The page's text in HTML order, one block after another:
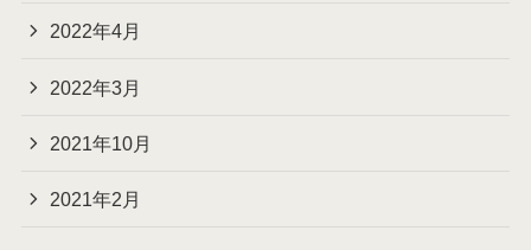
2022年4月
2022年3月
2021年10月
2021年2月